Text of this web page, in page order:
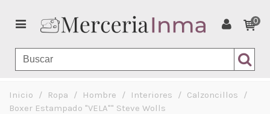
0
Inicio / Ropa / Hombre / Interiores / Calzoncillos
/
Boxer Estampado "VELA"" Steve Wolls